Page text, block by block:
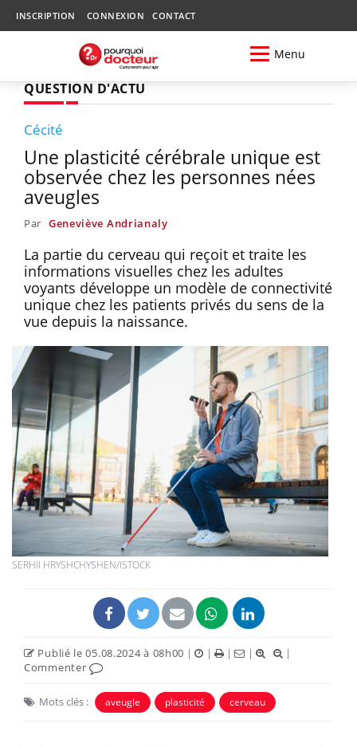
INSCRIPTION CONNEXION CONTACT
Menu
QUESTION D'ACTU
Cécité
Une plasticité cérébrale unique est
observée chez les personnes nées
aveugles
Par Geneviève Andrianaly
La partie du cerveau qui reçoit et traite les
informations visuelles chez les adultes
voyants développe un modèle de connectivité
unique chez les patients privés du sens de la
vue depuis la naissance.
SERHII HRYSHCHYSHEN/ISTOCK
Publié le 05.08.2024 à 08h00 | | | |
|
Commenter
Mots clés : aveugle plasticité cerveau